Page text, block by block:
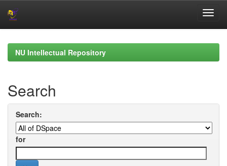
navigationNU Intellectual Repository
Search
Search:
for